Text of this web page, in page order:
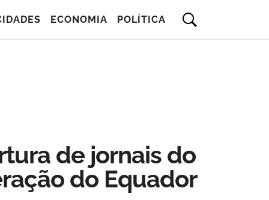
ECONOMIA POLÍTICA
de jornais do
do Equador